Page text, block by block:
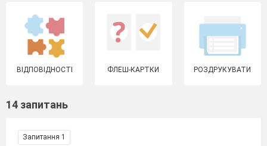
ВІДПОВІДНОСТІ ФЛЕШ-КАРТКИ РОЗДРУКУВАТИ
14 запитань
Запитання 1